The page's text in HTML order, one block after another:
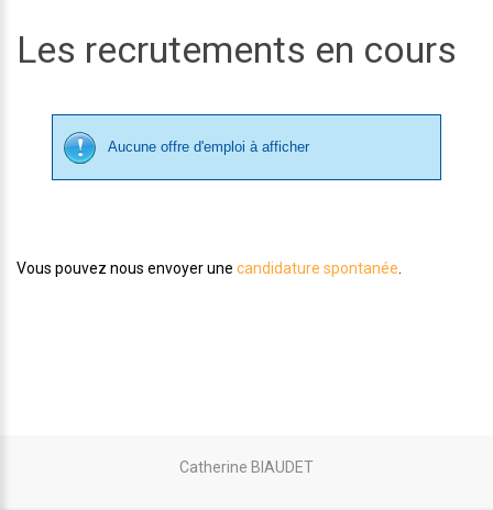
Les recrutements en cours
Aucune offre d'emploi à afficher
Vous pouvez nous envoyer une candidature spontanée
Catherine BIAUDET